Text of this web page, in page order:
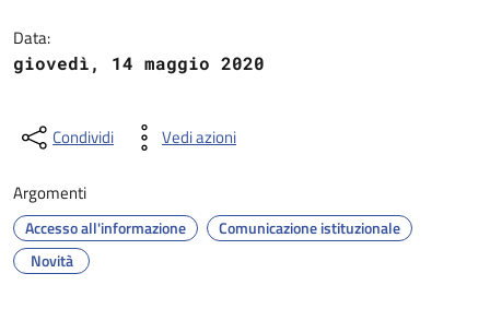
Data:
giovedì, 14 maggio 2020
Condividi Vedi azioni
Argomenti
Accesso all'informazione
Comunicazione istituzionale
Novità